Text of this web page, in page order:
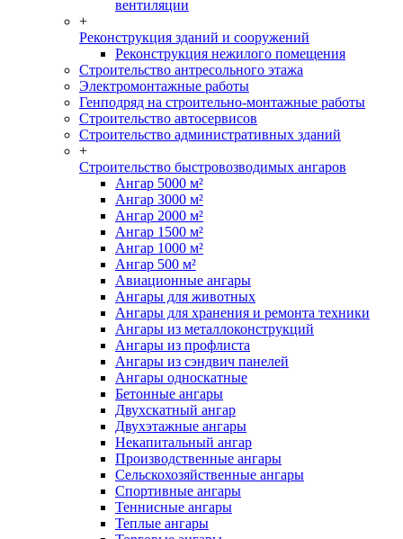
вентиляции
+
Реконструкция зданий и сооружений
Реконструкция нежилого помещения
Строительство антресольного этажа
Электромонтажные работы
Генподряд на строительно-монтажные работы
Строительство автосервисов
Строительство административных зданий
+
Строительство быстровозводимых ангаров
Ангар 5000 м²
Ангар 3000 м²
Ангар 2000 м²
Ангар 1500 м²
Ангар 1000 м²
Ангар 500 м²
Авиационные ангары
Ангары для животных
Ангары для хранения и ремонта техники
Ангары из металлоконструкций
Ангары из профлиста
Ангары из сэндвич панелей
Ангары односкатные
Бетонные ангары
Двухскатный ангар
Двухэтажные ангары
Некапитальный ангар
Производственные ангары
Сельскохозяйственные ангары
Спортивные ангары
Теннисные ангары
Теплые ангары